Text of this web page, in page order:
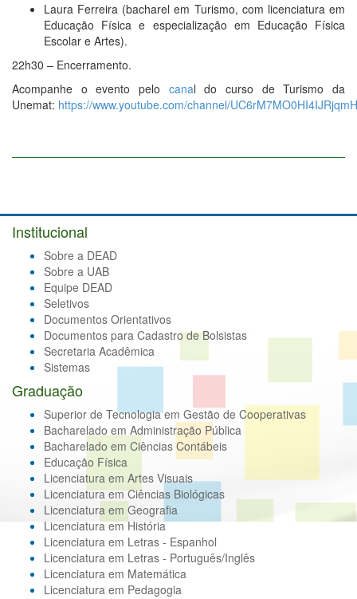
Laura Ferreira (bacharel em Turismo, com licenciatura em
Educação Física e especialização em Educação Física
Escolar e Artes).
22h30 – Encerramento.
Acompanhe o evento pelo canal do curso de Turismo da
Unemat: https://www.youtube.com/channel/
Institucional
Sobre a DEAD
Sobre a UAB
Equipe DEAD
Seletivos
Documentos Orientativos
Documentos para Cadastro de Bolsistas
Secretaria Acadêmica
Sistemas
Graduação
Superior de Tecnologia em Gestão de Cooperativas
Bacharelado em Administração Pública
Bacharelado em Ciências Contábeis
Educação Física
Licenciatura em Artes Visuais
Licenciatura em Ciências Biológicas
Licenciatura em Geografia
Licenciatura em História
Licenciatura em Letras - Espanhol
Licenciatura em Letras - Português/Inglês
Licenciatura em Matemática
Licenciatura em Pedagogia